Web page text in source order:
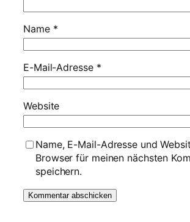
Name *
E-Mail-Adresse *
Website
Name, E-Mail-Adresse und
Browser für meinen nächsten
speichern.